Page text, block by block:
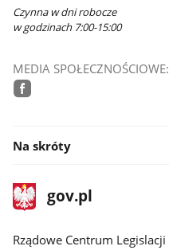
Czynna w dni robocze
w godzinach 7:00-15:00
MEDIA SPOŁECZNOŚCIOWE:
Na skróty
stopka
gov.plStrona
gov.pl
Rządowe Centrum Legislacji